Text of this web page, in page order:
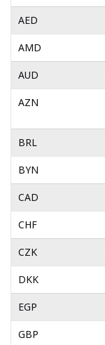
AED
AMD
AUD
AZN
BRL
BYN
CAD
CHF
CZK
DKK
EGP
GBP